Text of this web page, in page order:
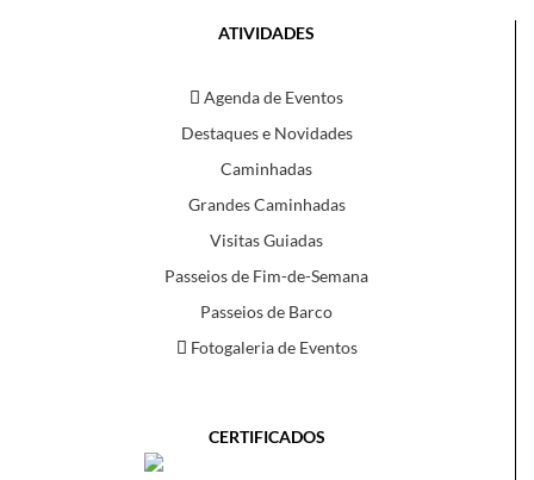
ATIVIDADES
Agenda de Eventos
Destaques e Novidades
Caminhadas
Grandes Caminhadas
Visitas Guiadas
Passeios de Fim-de-Semana
Passeios de Barco
Fotogaleria de Eventos
CERTIFICADOS